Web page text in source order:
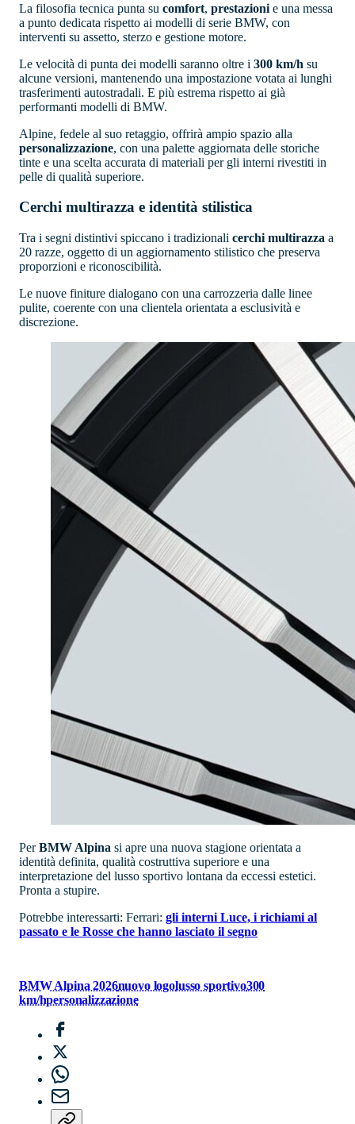
La filosofia tecnica punta su comfort, prestazioni e una messa
a punto dedicata rispetto ai modelli di serie BMW, con
interventi su assetto, sterzo e gestione motore.
Le velocità di punta dei modelli saranno oltre i 300 km/h su
alcune versioni, mantenendo una impostazione votata ai lunghi
trasferimenti autostradali. E più estrema rispetto ai già
performanti modelli di BMW.
Alpine, fedele al suo retaggio, offrirà ampio spazio alla
personalizzazione, con una palette aggiornata delle storiche
tinte e una scelta accurata di materiali per gli interni rivestiti in
pelle di qualità superiore.
Cerchi multirazza e identità stilistica
Tra i segni distintivi spiccano i tradizionali cerchi multirazza a
20 razze, oggetto di un aggiornamento stilistico che preserva
proporzioni e riconoscibilità.
Le nuove finiture dialogano con una carrozzeria dalle linee
pulite, coerente con una clientela orientata a esclusività e
discrezione.
PerBMW Alpina si apre una nuova stagione orientata a
identità definita, qualità costruttiva superiore e una
interpretazione del lusso sportivo lontana da eccessi estetici.
Pronta a stupire.
Potrebbe interessarti: Ferrari: gli interni Luce, i richiami al
passato e le Rosse che hanno lasciato il segno
BMW Alpina 2026nuovo logolusso sportivo300
km/hpersonalizzazione